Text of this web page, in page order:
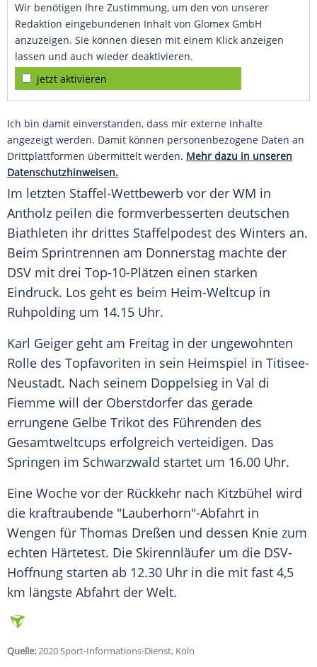
Wir benötigen Ihre Zustimmung, um den von unserer
Redaktion eingebundenen Inhalt von Glomex GmbH
anzuzeigen. Sie können diesen mit einem Klick anzeigen
lassen und auch wieder deaktivieren.
jetzt aktivieren
Ich bin damit einverstanden, dass mir externe Inhalte
angezeigt werden. Damit können personenbezogene Daten an
Drittplattformen übermittelt werden. Mehr dazu in unseren
Datenschutzhinweisen.
Im letzten Staffel-Wettbewerb vor der WM in
Antholz peilen die formverbesserten deutschen
Biathleten ihr drittes Staffelpodest des Winters an.
Beim Sprintrennen am Donnerstag machte der
DSV mit drei Top-10-Plätzen einen starken
Eindruck. Los geht es beim Heim-Weltcup in
Ruhpolding um 14.15 Uhr.
Karl Geiger geht am Freitag in der ungewohnten
Rolle des Topfavoriten in sein Heimspiel in Titisee-
Neustadt. Nach seinem Doppelsieg in Val di
Fiemme will der Oberstdorfer das gerade
errungene Gelbe Trikot des Führenden des
Gesamtweltcups erfolgreich verteidigen. Das
Springen im Schwarzwald startet um 16.00 Uhr.
Eine Woche vor der Rückkehr nach Kitzbühel wird
die kraftraubende "Lauberhorn"-Abfahrt in
Wengen für Thomas Dreßen und dessen Knie zum
echten Härtetest. Die Skirennläufer um die DSV-
Hoffnung starten ab 12.30 Uhr in die mit fast 4,5
km längste Abfahrt der Welt.
Quelle:2020 Sport-Informations-Dienst, Köln